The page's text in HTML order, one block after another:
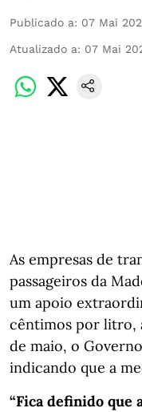
Publicado a: 07 Mai
Atualizado a: 07 Mai
As empresas de
passageiros da
um apoio
cêntimos por litro,
de maio, o
indicando que a
“Fica definido que